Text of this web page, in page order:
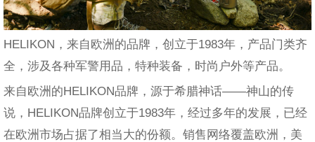
HELIKON，来自欧洲的品牌，创立于1983年，产品门类齐
全，涉及各种军警用品，特种装备，时尚户外等产品。
来自欧洲的HELIKON品牌，源于希腊神话——神山的传
说，HELIKON品牌创立于1983年，经过多年的发展，已经
在欧洲市场占据了相当大的份额。销售网络覆盖欧洲，美